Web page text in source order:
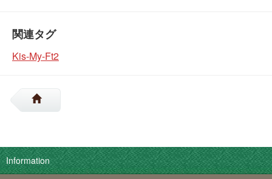
関連タグ
Kis-My-Ft2
Information